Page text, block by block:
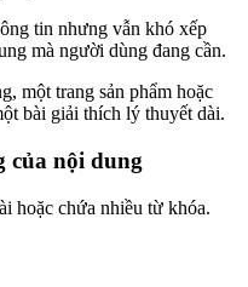
tin nhưng vẫn khó xếp
mà người dùng đang cần.
một trang sản phẩm hoặc
bài giải thích lý thuyết dài.
của nội dung
hoặc chứa nhiều từ khóa.